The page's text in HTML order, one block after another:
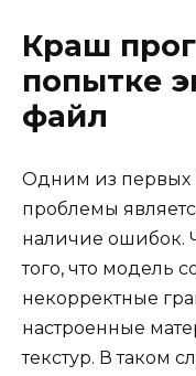
Краш
попытке
файл
Одним из первых
проблемы
наличие ошибок.
того, что модель
некорректные
настроенные
текстур. В таком